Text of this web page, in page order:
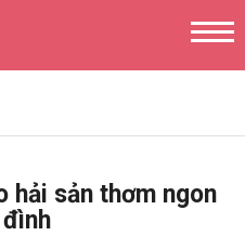
hải sản thơm ngon